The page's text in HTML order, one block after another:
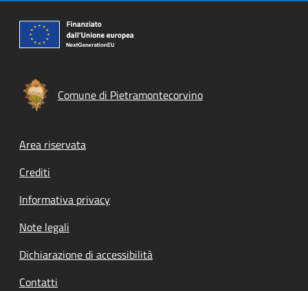
Comune di Pietramontecorvino
Footer menu
Area riservata
Crediti
Informativa privacy
Note legali
Dichiarazione di accessibilità
Contatti